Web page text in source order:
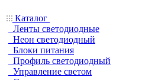
Каталог
Ленты светодиодные
Неон светодиодный
Блоки питания
Профиль светодиодный
Управление светом